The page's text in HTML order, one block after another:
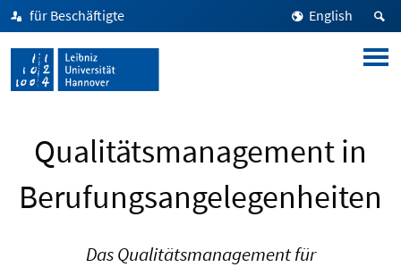
für Beschäftigte English
Qualitätsmanagement in
Berufungsangelegenheiten
Das Qualitätsmanagement für